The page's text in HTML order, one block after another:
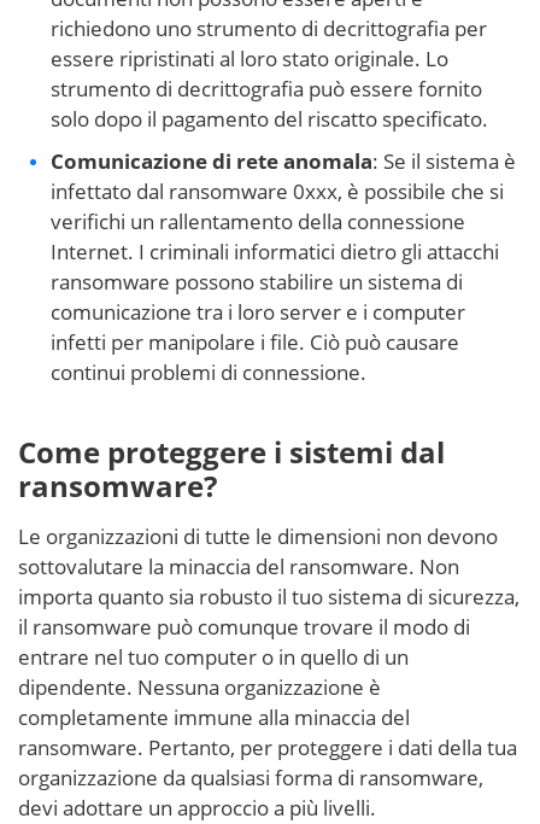
richiedono uno strumento di decrittografia per
essere ripristinati al loro stato originale. Lo
strumento di decrittografia può essere fornito
solo dopo il pagamento del riscatto specificato.
Comunicazione di rete anomala: Se il sistema è
infettato dal ransomware 0xxx, è possibile che si
verifichi un rallentamento della connessione
Internet. I criminali informatici dietro gli attacchi
ransomware possono stabilire un sistema di
comunicazione tra i loro server e i computer
infetti per manipolare i file. Ciò può causare
continui problemi di connessione.
Come proteggere i sistemi dal
ransomware?
Le organizzazioni di tutte le dimensioni non devono
sottovalutare la minaccia del ransomware. Non
importa quanto sia robusto il tuo sistema di sicurezza,
il ransomware può comunque trovare il modo di
entrare nel tuo computer o in quello di un
dipendente. Nessuna organizzazione è
completamente immune alla minaccia del
ransomware. Pertanto, per proteggere i dati della tua
organizzazione da qualsiasi forma di ransomware,
devi adottare un approccio a più livelli.